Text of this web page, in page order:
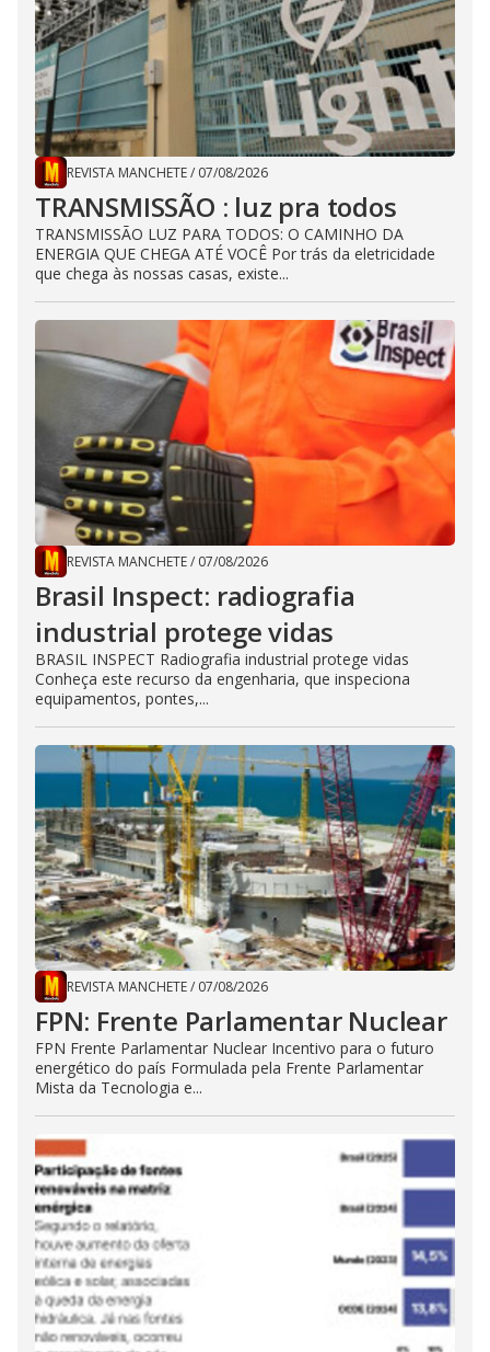
REVISTA MANCHETE/ 07/08/2026
TRANSMISSÃO : luz pra todos
TRANSMISSÃO LUZ PARA TODOS: O CAMINHO DA
ENERGIA QUE CHEGA ATÉ VOCÊ Por trás da eletricidade
que chega às nossas casas, existe...
REVISTA MANCHETE/ 07/08/2026
Brasil Inspect: radiografia
industrial protege vidas
BRASIL INSPECT Radiografia industrial protege vidas
Conheça este recurso da engenharia, que inspeciona
equipamentos, pontes,...
REVISTA MANCHETE/ 07/08/2026
FPN: Frente Parlamentar Nuclear
FPN Frente Parlamentar Nuclear Incentivo para o futuro
energético do país Formulada pela Frente Parlamentar
Mista da Tecnologia e...